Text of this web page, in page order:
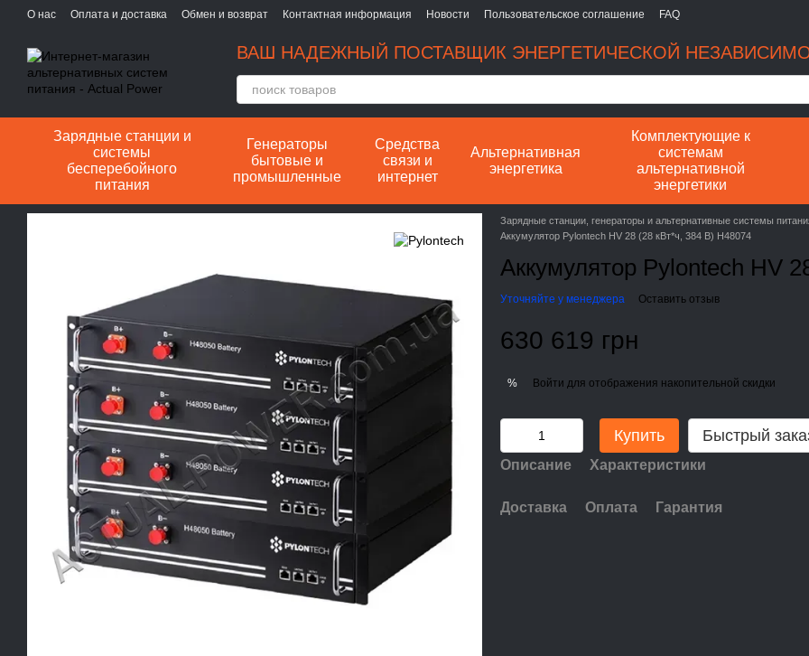
Перейти к основному контенту
О нас Оплата и доставка Обмен и возврат Контактная информация Новости Пользовательское соглашение FAQ
ВАШ НАДЕЖНЫЙ ПОСТАВЩИК ЭНЕРГЕТИЧЕСКОЙ
Зарядные станции и
системы
бесперебойного
питания
Генераторы
бытовые и
промышленные
Средства
связи и
интернет
Альтернативная
энергетика
Комплектующие к
системам
альтернативной
энергетики
Зарядные станции, генераторы и альтернативные системы
Аккумулятор Pylontech HV 28 (28 кВт*ч, 384 В) H48074
Аккумулятор Pylontech HV
Уточняйте у менеджера Оставить отзыв
630 619 грн
% Войти для отображения накопительной скидки
Купить Быстрый
Описание Характеристики
Доставка Оплата Гарантия